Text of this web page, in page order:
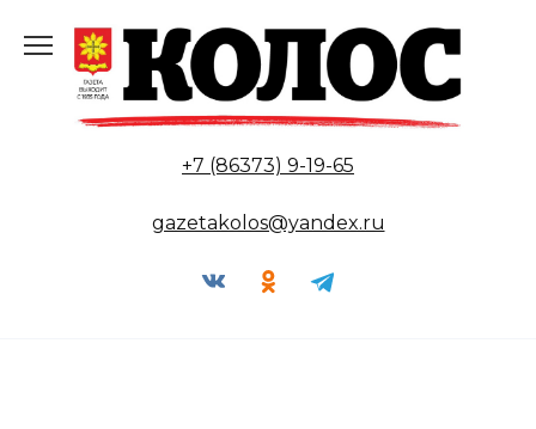
содержанию
+7 (86373) 9-19-65
gazetakolos@yandex.ru